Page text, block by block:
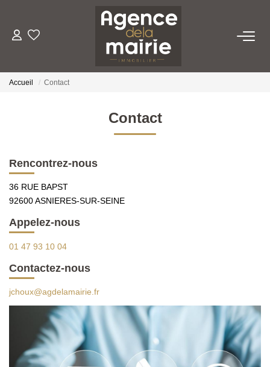
TRANSACTION
ESTIMATION
NOTRE AGENCE
Accueil Contact
Contact
Rencontrez-nous
36 RUE BAPST
92600 ASNIERES-SUR-SEINE
Appelez-nous
01 47 93 10 04
Contactez-nous
jchoux@agdelamairie.fr